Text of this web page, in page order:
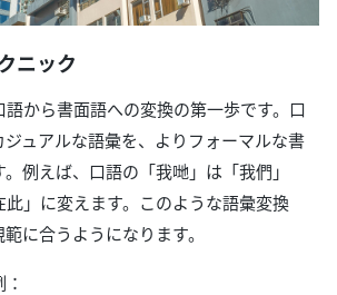
ニック
から書面語への変換の第一歩です。口
ュアルな語彙を、よりフォーマルな書
例えば、口語の「我哋」は「我們」
此」に変えます。このような語彙変換
に合うようになります。